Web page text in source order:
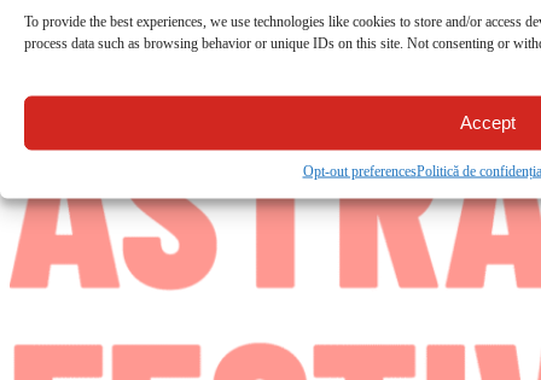
To provide the best experiences, we use technologies like cookies to store and/or access
process data such as browsing behavior or unique IDs on this site. Not consenting or
Accept
Opt-out preferencesPolitică de
Galerie media
RO